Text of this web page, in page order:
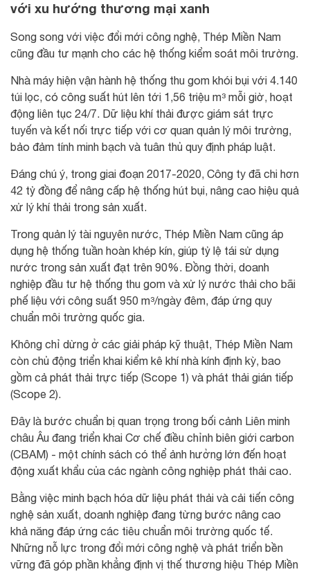
với xu hướng thương mại xanh
Song song với việc đổi mới công nghệ, Thép Miền Nam
cũng đầu tư mạnh cho các hệ thống kiểm soát môi trường.
Nhà máy hiện vận hành hệ thống thu gom khói bụi với 4.140
túi lọc, có công suất hút lên tới 1,56 triệu m³ mỗi giờ, hoạt
động liên tục 24/7. Dữ liệu khí thải được giám sát trực
tuyến và kết nối trực tiếp với cơ quan quản lý môi trường,
bảo đảm tính minh bạch và tuân thủ quy định pháp luật.
Đáng chú ý, trong giai đoạn 2017-2020, Công ty đã chi hơn
42 tỷ đồng để nâng cấp hệ thống hút bụi, nâng cao hiệu quả
xử lý khí thải trong sản xuất.
Trong quản lý tài nguyên nước, Thép Miền Nam cũng áp
dụng hệ thống tuần hoàn khép kín, giúp tỷ lệ tái sử dụng
nước trong sản xuất đạt trên 90%. Đồng thời, doanh
nghiệp đầu tư hệ thống thu gom và xử lý nước thải cho bãi
phế liệu với công suất 950 m³/ngày đêm, đáp ứng quy
chuẩn môi trường quốc gia.
Không chỉ dừng ở các giải pháp kỹ thuật, Thép Miền Nam
còn chủ động triển khai kiểm kê khí nhà kính định kỳ, bao
gồm cả phát thải trực tiếp (Scope 1) và phát thải gián tiếp
(Scope 2).
Đây là bước chuẩn bị quan trọng trong bối cảnh Liên minh
châu Âu đang triển khai Cơ chế điều chỉnh biên giới carbon
(CBAM) - một chính sách có thể ảnh hưởng lớn đến hoạt
động xuất khẩu của các ngành công nghiệp phát thải cao.
Bằng việc minh bạch hóa dữ liệu phát thải và cải tiến công
nghệ sản xuất, doanh nghiệp đang từng bước nâng cao
khả năng đáp ứng các tiêu chuẩn môi trường quốc tế.
Những nỗ lực trong đổi mới công nghệ và phát triển bền
vững đã góp phần khẳng định vị thế thương hiệu Thép Miền